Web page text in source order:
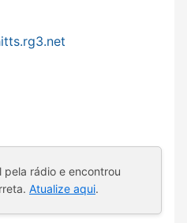
pela rádio e encontrou
Atualize aqui.